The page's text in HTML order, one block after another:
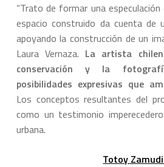
“Trato de formar una
espacio construido da cuenta de
apoyando la construcción de un
Laura Vernaza. La artista
conservación y la
posibilidades expresivas que
Los conceptos resultantes del
como un testimonio
urbana.
Totoy